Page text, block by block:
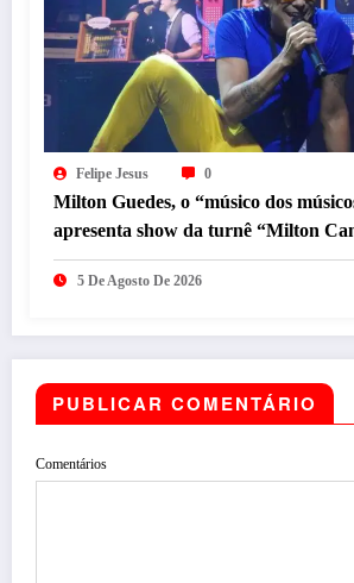
Felipe Jesus 0
Milton Guedes, o “músico dos
apresenta show da turnê “Milton
em BH
5 De Agosto De 2026
PUBLICAR COMENTÁRIO
Comentários